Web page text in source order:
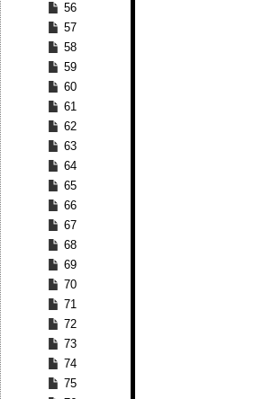
56
57
58
59
60
61
62
63
64
65
66
67
68
69
70
71
72
73
74
75